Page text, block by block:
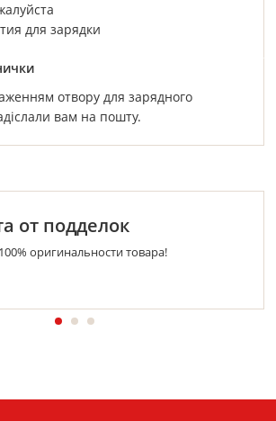
для зарядки
отвору для зарядного
вам на пошту.
от подделок
оригинальности товара!